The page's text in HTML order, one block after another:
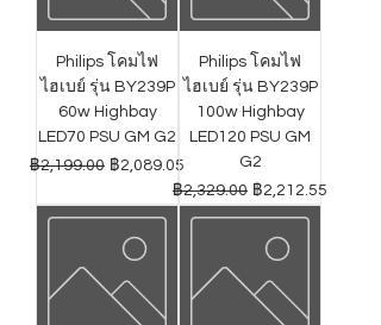
Philips โคมไฟ
ไฮเบย์ รุ่น BY239P
60w Highbay
LED70 PSU GM G2
ราคาปกติ
฿2,199.00 ราคาขายลด
฿2,089.05
Philips โคมไฟ
ไฮเบย์ รุ่น BY239P
100w Highbay
LED120 PSU GM
G2
ราคาปกติ
฿2,329.00 ราคาขายลด
฿2,212.55